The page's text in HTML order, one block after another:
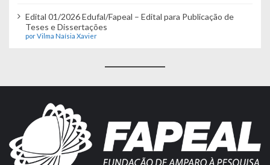
Edital 01/2026 Edufal/Fapeal – Edital para Publicação de
Teses e Dissertações
por Vilma Naísia Xavier